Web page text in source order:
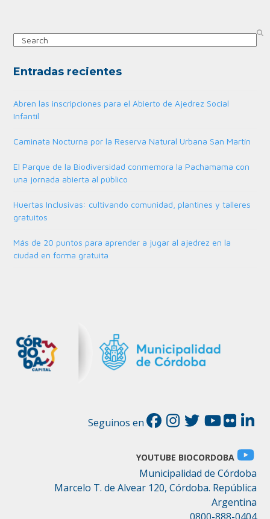
Search
Entradas recientes
Abren las inscripciones para el Abierto de Ajedrez Social
Infantil
Caminata Nocturna por la Reserva Natural Urbana San Martín
El Parque de la Biodiversidad conmemora la Pachamama con
una jornada abierta al público
Huertas Inclusivas: cultivando comunidad, plantines y talleres
gratuitos
Más de 20 puntos para aprender a jugar al ajedrez en la
ciudad en forma gratuita
Seguinos en
YOUTUBE BIOCORDOBA
Municipalidad de Córdoba
Marcelo T. de Alvear 120, Córdoba. República
Argentina